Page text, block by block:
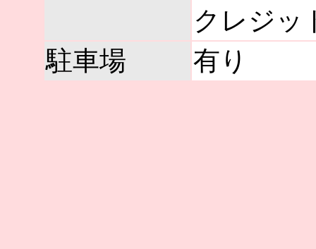
クレジッ
駐車場
有り